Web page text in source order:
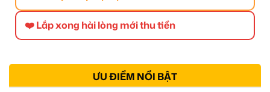
❤️ Lắp xong hài lòng mới thu tiền
ƯU ĐIỂM NỔI BẬT